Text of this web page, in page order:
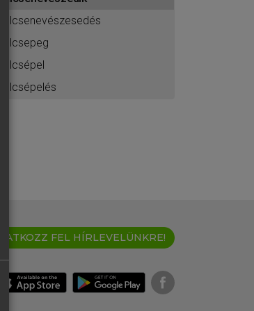
elcsenevészesedés
elcsepeg
elcsépel
elcsépelés
IRATKOZZ FEL HÍRLEVELÜNKRE!